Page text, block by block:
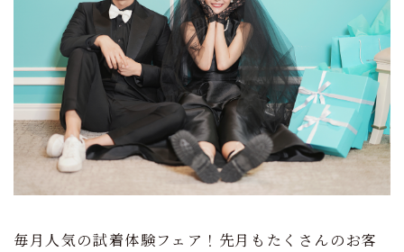
毎月人気の試着体験フェア！先月もたくさんのお客